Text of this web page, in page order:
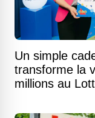
Un simple
transforme la
millions au